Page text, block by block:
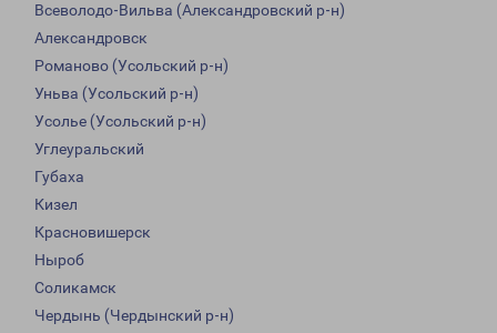
Всеволодо-Вильва (Александровский р-н)
Александровск
Романово (Усольский р-н)
Уньва (Усольский р-н)
Усолье (Усольский р-н)
Углеуральский
Губаха
Кизел
Красновишерск
Ныроб
Соликамск
Чердынь (Чердынский р-н)